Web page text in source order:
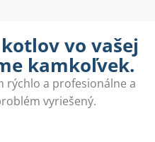
vo vašej
kamkoľvek.
rýchlo a profesionálne a
vyriešený.